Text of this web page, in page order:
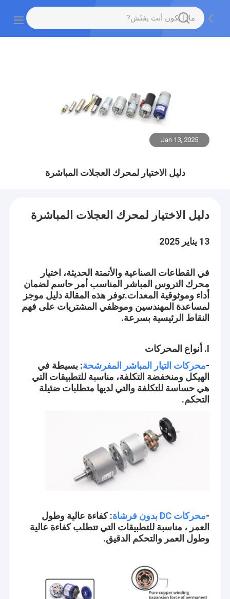
Jan 13, 2025
دليل الاختيار لمحرك العجلات المباشرة
دليل الاختيار لمحرك العجلات المباشرة
13 يناير 2025
في القطاعات الصناعية والأتمتة الحديثة، اختيار
محرك التروس المباشر المناسب أمر حاسم لضمان
أداء وموثوقية المعدات.توفر هذه المقالة دليل موجز
لمساعدة المهندسين وموظفي المشتريات على فهم
النقاط الرئيسية بسرعة.
I. أنواع المحركات
-محركات التيار المباشر المفرشحة: بسيطة في
الهيكل ومنخفضة التكلفة، مناسبة للتطبيقات التي
هي حساسة للتكلفة والتي لديها متطلبات ضئيلة
التحكم.
-محركات DC بدون فرشاة
: كفاءة عالية وطول
العمر ، مناسبة للتطبيقات التي تتطلب كفاءة عالية
وطول العمر والتحكم الدقيق.